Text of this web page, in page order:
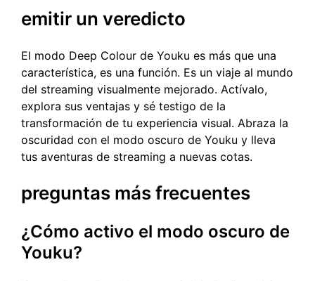
emitir un veredicto
El modo Deep Colour de Youku es más que una
característica, es una función. Es un viaje al mundo
del streaming visualmente mejorado. Actívalo,
explora sus ventajas y sé testigo de la
transformación de tu experiencia visual. Abraza la
oscuridad con el modo oscuro de Youku y lleva
tus aventuras de streaming a nuevas cotas.
preguntas más frecuentes
¿Cómo activo el modo oscuro de
Youku?